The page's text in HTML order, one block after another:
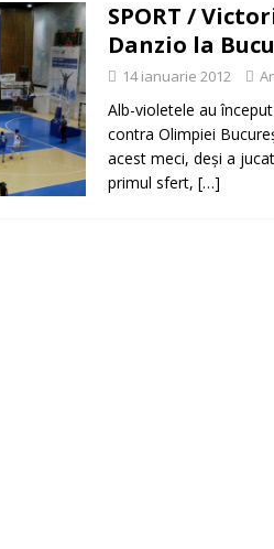
Ungureanu, Constantin Flondor
[ 5 august 2026 ]
SPORT /
Danzio la
14 ianuarie 2012
Alb-violetele au
contra Olimpiei
acest meci, deşi a
primul sfert, […]